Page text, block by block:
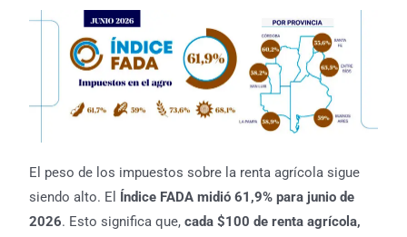
El peso de los impuestos sobre la renta agrícola sigue
siendo alto. El Índice FADA midió 61,9% para junio de
2026. Esto significa que, cada $100 de renta agrícola,